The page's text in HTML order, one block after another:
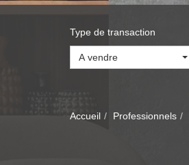
Type de transaction
A vendre
Accueil Professionnels